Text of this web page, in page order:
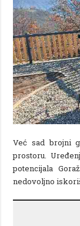
Već sad brojni
prostoru.
potencijala
nedovoljno